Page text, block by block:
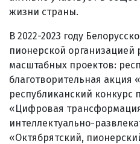
жизни страны.
В 2022-2023 году
пионерской организацией
масштабных проектов:
благотворительная акция
республиканский конкурс
«Цифровая
интеллектуально-
«Октябрятский,